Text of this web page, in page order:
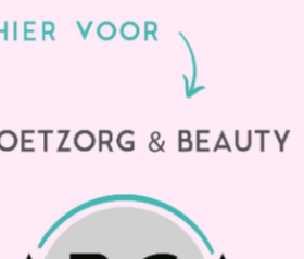
kleuren. Plaats er een magneetje achter (
jouw superheld!
7588
Op voorraad